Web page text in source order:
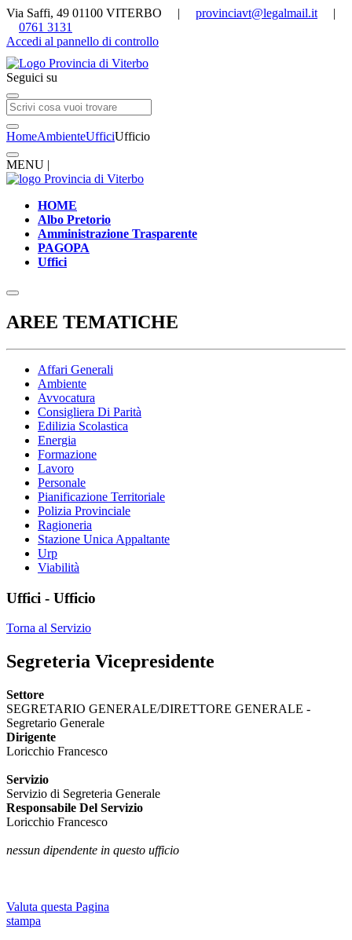
Via Saffi, 49 01100 VITERBO | provinciavt@legalmail.it |
0761 3131
Accedi al pannello di controllo
Seguici su
HomeAmbienteUfficiUfficio
MENU |
HOME
Albo Pretorio
Amministrazione Trasparente
PAGOPA
Uffici
AREE TEMATICHE
Affari Generali
Ambiente
Avvocatura
Consigliera Di Parità
Edilizia Scolastica
Energia
Formazione
Lavoro
Personale
Pianificazione Territoriale
Polizia Provinciale
Ragioneria
Stazione Unica Appaltante
Urp
Viabilità
Uffici - Ufficio
Torna al Servizio
Segreteria Vicepresidente
Settore
SEGRETARIO GENERALE/DIRETTORE GENERALE -
Segretario Generale
Dirigente
Loricchio Francesco
Servizio
Servizio di Segreteria Generale
Responsabile Del Servizio
Loricchio Francesco
nessun dipendente in questo ufficio
Valuta questa Pagina
stampa